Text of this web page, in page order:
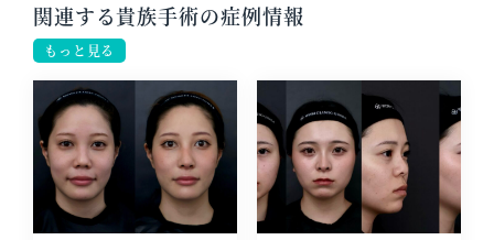
関連する貴族手術の症例情報
もっと見る